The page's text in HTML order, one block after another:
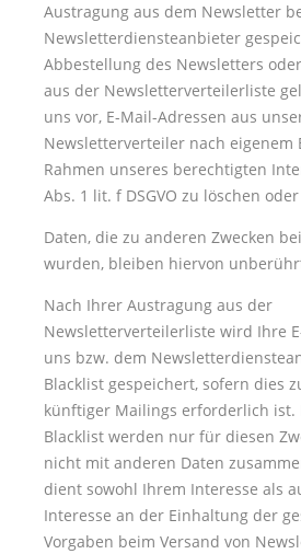
Austragung aus dem Newsletter
Newsletterdiensteanbieter
Abbestellung des Newsletters
aus der Newsletterverteilerliste
uns vor, E-Mail-Adressen aus
Newsletterverteiler nach eigenem
Rahmen unseres berechtigten
Abs. 1 lit. f DSGVO zu löschen
Daten, die zu anderen Zwecken
wurden, bleiben hiervon
Nach Ihrer Austragung aus der
Newsletterverteilerliste wird Ihre
uns bzw. dem
Blacklist gespeichert, sofern dies
künftiger Mailings erforderlich ist.
Blacklist werden nur für diesen
nicht mit anderen Daten
dient sowohl Ihrem Interesse als
Interesse an der Einhaltung der
Vorgaben beim Versand von